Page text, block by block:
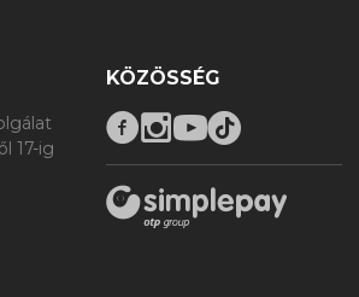
17-ig
KÖZÖSSÉG